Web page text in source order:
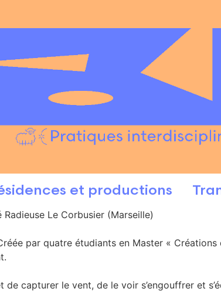
et productions
Le Corbusier (Marseille)
par quatre étudiants en Master « Créations
capturer le vent, de le voir s’engouffrer et